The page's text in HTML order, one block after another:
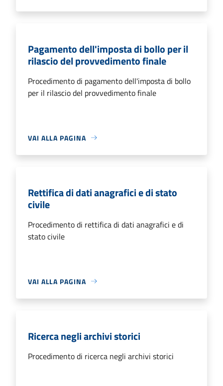
Pagamento dell'imposta di bollo per il
rilascio del provvedimento finale
Procedimento di pagamento dell'imposta di bollo
per il rilascio del provvedimento finale
VAI ALLA PAGINA
Rettifica di dati anagrafici e di stato
civile
Procedimento di rettifica di dati anagrafici e di
stato civile
VAI ALLA PAGINA
Ricerca negli archivi storici
Procedimento di ricerca negli archivi storici